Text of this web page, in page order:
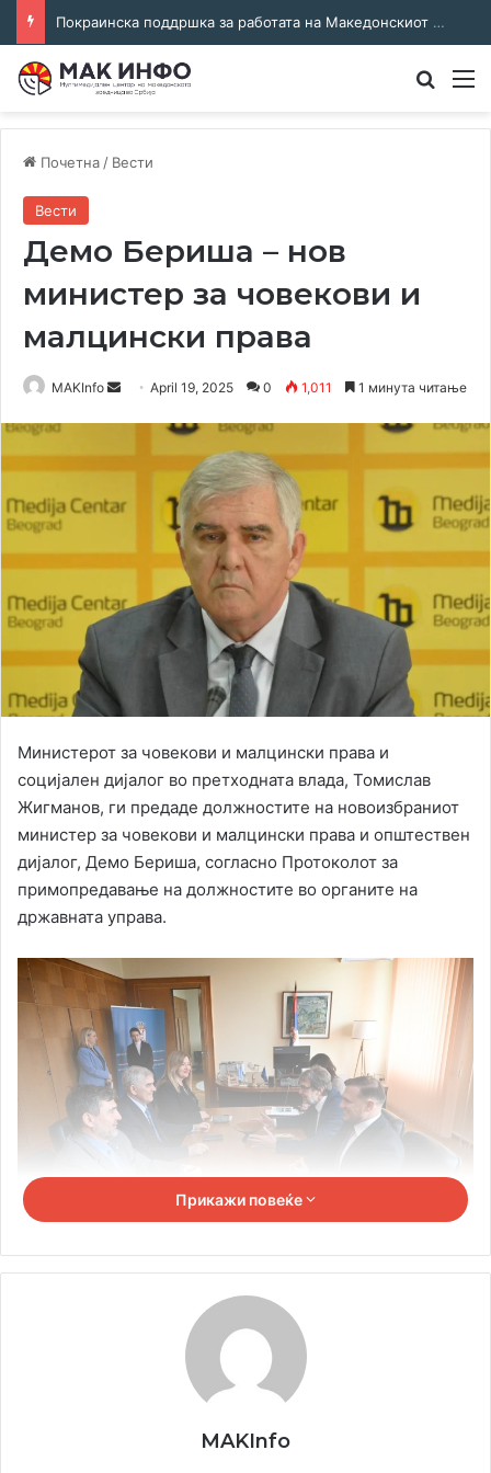
Покраинска поддршка за работата на Македонскиот национален совет: потпишан договор за суфинансирање на активностите
Почетна / Вести
Вести
Демо Бериша – нов
министер за човекови и
малцински права
MAKInfo
Send April 19, 2025 0 1,011 1 минута читање
Министерот за човекови и малцински права и
социјален дијалог во претходната влада, Томислав
Жигманов, ги предаде должностите на новоизбраниот
министер за човекови и малцински права и општествен
дијалог, Демо Бериша, согласно Протоколот за
примопредавање на должностите во органите на
државната управа.
Жигманов во оваа прилика им се заблагодари на сите
соработници за досегашната соработка. По
преземањето на функцијата министерот Бериша
истакна дека изборот на оваа функција претставува
голема одговорност, но дека знаејќи дека во овој ресор
работат професионалци, сигурен е дека нема да
Прикажи повеќе
MAKInfo